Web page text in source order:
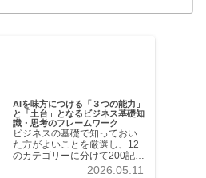
AIを味方につける「３つの能力」
と「土台」となるビジネス基礎知
識・思考のフレームワーク
ビジネスの基礎で知っておい
た方がよいことを厳選し、12
のカテゴリーに分けて200記事
以上を掲載しています。各記
2026.05.11